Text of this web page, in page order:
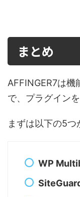
まとめ
AFFINGER7は
で、プラグイン
まずは以下の5つ
WP